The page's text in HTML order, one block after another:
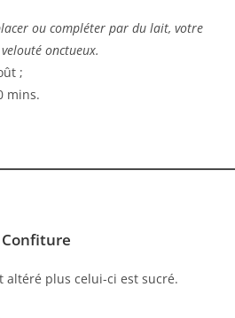
ou compléter par du lait, votre
onctueux.
;
mins.
Confiture
altéré plus celui-ci est sucré.